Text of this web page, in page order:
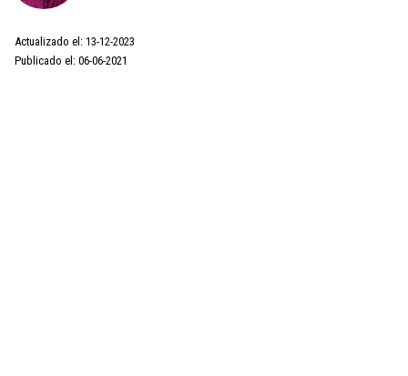
Actualizado el: 13-12-2023
Publicado el: 06-06-2021